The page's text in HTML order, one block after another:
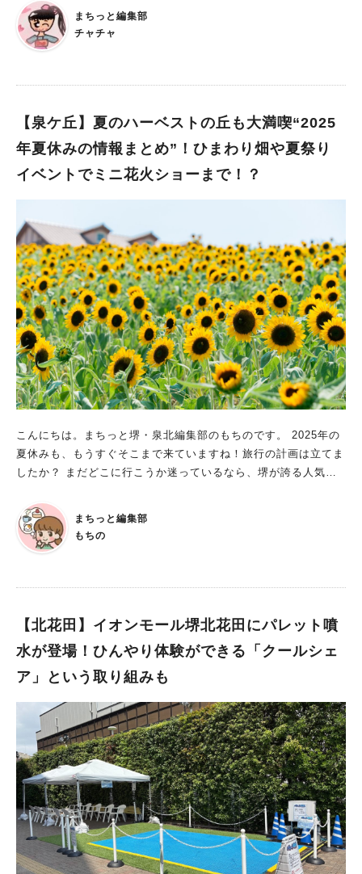
キャッチしたので、ぜひチェックしてくださいね！ 「大浜公園
プール」は7月1日（火）プール開き！ 期間：2025年7月1日
（火）～8月31日（日） 時間：9時30分～18時00分（※最終入場
（火）にプール開きされます。 朝9時半から利用できるので、た
で、ご注意ください。代わりに、幼児向けのビニールプールが設
置されるとのこと。 海の日は堺市在住・小中学生の利用料無料
り、利用料が無料になるそう！ 家族で行くと、とてもお得に利
用できますね。 当日は、受付で「堺市在住の小中学生であるこ
と」を確認されます。 お子さんの年齢や堺市在住であることが
証明できる“本人確認書類”を持って行きましょう。 注意事項はし
っかり確認しましょう ＊小学校3年生以下のお子様の入場には、
保護者の方の同伴が必要です。 ＊各プールごとに、年齢や身長
によって利用制限があります。以下の対象の方は、必ず保護者の
方が一緒に入水いただくようお願いします。 ① 25ｍプール
（上） お子様1名につき保護者1名 ・未就学児 ・身長140㎝以
下の小学生 ② 25ｍプール（下） お子様1名につき保護者1名
形プール お子様2名につき保護者１名 ・未就学児 ＊保護者の
方はお子様から目を離さないようお願い致します。 上記が、公
式サイトに掲載されている注意事項です。 お子さんから目を離
アイテムもチェック また、浮き輪やテントの持ち込みは可能で
すが、サイズの決まりがあります。 浮き輪は、1ｍ以内でドーナ
ツ型の浮き輪のみ利用OK。テントは、1.8ｍ程度の大きさを目安
マスク、シュノケール、フィン・玩具の持ち込みはできません。
の情報をお届けしました。 暑い夏に、プールで思いきり遊ぶの
は最高ですよね。 ぜひ、ルールを守って安全に楽しんでくださ
まちっと編集部
チャチャ
【泉ケ丘】夏のハーベストの丘も大満喫“2025
年夏休みの情報まとめ”！ひまわり畑や夏祭り
イベントでミニ花火ショーまで！？
こんにちは。まちっと堺・泉北編集部のもちのです。 2025年の
夏休みも、もうすぐそこまで来ていますね！旅行の計画は立てま
したか？ まだどこに行こうか迷っているなら、堺が誇る人気の
思い出を作ってはいかがでしょうか。 今年の夏も、ハーベスト
の丘は、「ひまわり畑」に「夏祭り」など魅力的なイベントが盛
りだくさん。 家族みんなで楽しめる夏のハーベストの丘を、一
MR オレンジ ※開花予想は目安です。天候により変動する場合が
ものひまわり畑』です！ 青空の下、太陽に向かって力強く伸び
るひまわりたちは、まさに夏の象徴。 その圧倒的な光景は、見
まわり畑は、ハーベストの丘の入園料だけで楽しめるんです。
ひまわり畑を目当てに訪れるのも大いにアリ！ さらに、畑の中
に入ってひまわりに囲まれた写真を撮ることもできるので、SNS
映えする最高の夏の思い出を残せること間違いなしです。 一面
のひまわりに囲まれて、心も体もリフレッシュしてくださいね！
「ハーベストの丘夏祭り」で夏の思い出作り 期間：2025年8月
の毎週日曜日＆8月13日(水)～15日(金) ＆9月14日(日)＆9月21日
(日) 料金：盆踊りやミニ花火ショーはハーベストの丘の入園料金
のみで観覧可能※遊戯屋台やキッチンカー等は別途料金が必要 ※
まちっと編集部
もちの
【北花田】イオンモール堺北花田にパレット噴
水が登場！ひんやり体験ができる「クールシェ
ア」という取り組みも